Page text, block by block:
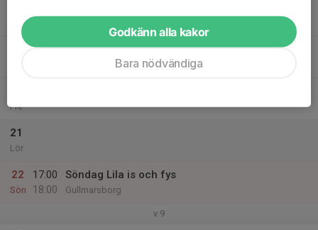
Ons
Fre
21
Lör
22
Sön
17:00
18:00
Söndag Lila is och fys
Gullmarsborg
v.9
Godkänn alla kakor
Bara nödvändiga